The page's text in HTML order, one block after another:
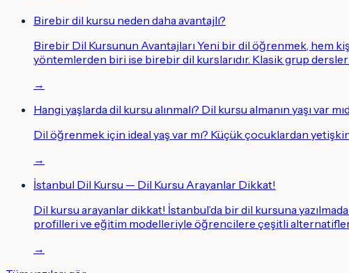
Birebir dil kursu neden daha avantajlı?
Birebir Dil Kursunun Avantajları Yeni bir dil öğrenmek, hem
yöntemlerden biri ise birebir dil kurslarıdır. Klasik grup
→
Hangi yaşlarda dil kursu alınmalı? Dil kursu almanın yaşı var
Dil öğrenmek için ideal yaş var mı? Küçük çocuklardan
→
İstanbul Dil Kursu — Dil Kursu Arayanlar Dikkat!
Dil kursu arayanlar dikkat! İstanbul’da bir dil kursuna
profilleri ve eğitim modelleriyle öğrencilere çeşitli
→